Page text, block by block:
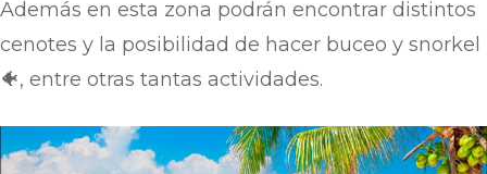
Además en esta zona podrán encontrar distintos
cenotes y la posibilidad de hacer buceo y snorkel
🐠, entre otras tantas actividades.